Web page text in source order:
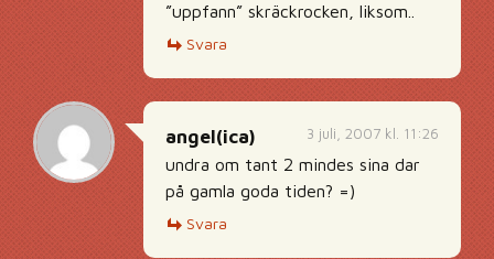
”uppfann” skräckrocken, liksom..
Svara
3 juli, 2007 kl. 11:26
angel(ica)
undra om tant 2 mindes sina dar
på gamla goda tiden? =)
Svara